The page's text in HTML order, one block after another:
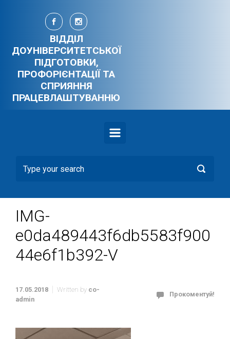
Skip to main content
ВІДДІЛ
ДОУНІВЕРСИТЕТСЬКОЇ
ПІДГОТОВКИ,
ПРОФОРІЄНТАЦІЇ ТА
СПРИЯННЯ
ПРАЦЕВЛАШТУВАННЮ
IMG-
e0da489443f6db5583f900
44e6f1b392-V
17.05.2018 Written by co-
admin
Прокоментуй!